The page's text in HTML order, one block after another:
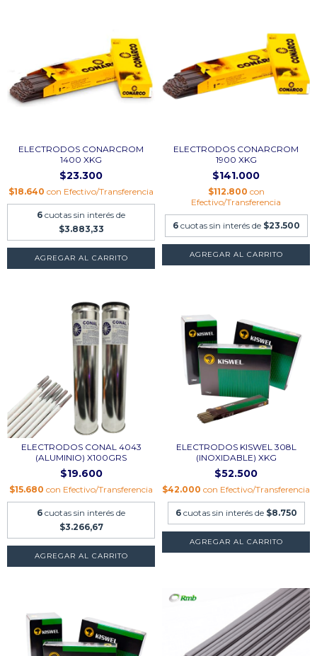
ELECTRODOS CONARCROM
1400 XKG
$23.300
$18.640 con Efectivo/Transferencia
6 cuotas sin interés de
$3.883,33
AGREGAR AL CARRITO
ELECTRODOS CONARCROM
1900 XKG
$141.000
$112.800 con
Efectivo/Transferencia
6 cuotas sin interés de $23.500
AGREGAR AL CARRITO
ELECTRODOS CONAL 4043
(ALUMINIO) X100GRS
$19.600
$15.680 con Efectivo/Transferencia
6 cuotas sin interés de
$3.266,67
AGREGAR AL CARRITO
ELECTRODOS KISWEL 308L
(INOXIDABLE) XKG
$52.500
$42.000 con Efectivo/Transferencia
6 cuotas sin interés de $8.750
AGREGAR AL CARRITO